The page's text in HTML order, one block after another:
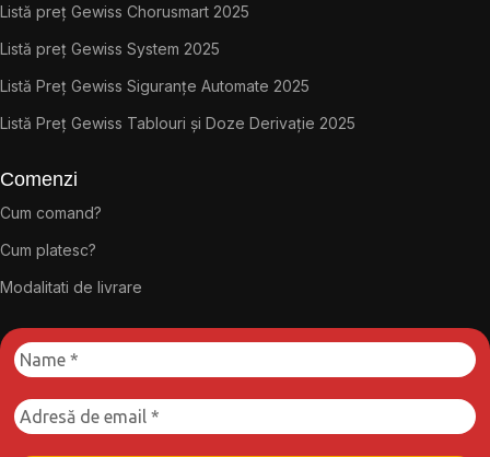
Listă preț Gewiss Chorusmart 2025
Listă preț Gewiss System 2025
Listă Preț Gewiss Siguranțe Automate 2025
Listă Preț Gewiss Tablouri și Doze Derivație 2025
Comenzi
Cum comand?
Cum platesc?
Modalitati de livrare